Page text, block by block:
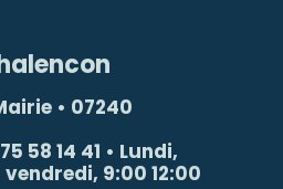
• 07240
58 14 41 • Lundi,
9:00 12:00